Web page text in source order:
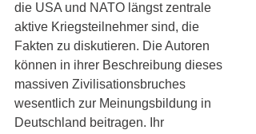
die USA und NATO längst zentrale
aktive Kriegsteilnehmer sind, die
Fakten zu diskutieren. Die Autoren
können in ihrer Beschreibung dieses
massiven Zivilisationsbruches
wesentlich zur Meinungsbildung in
Deutschland beitragen. Ihr